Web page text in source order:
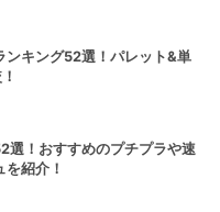
ンキング52選！パレット&単
選！おすすめのプチプラや速
紹介！